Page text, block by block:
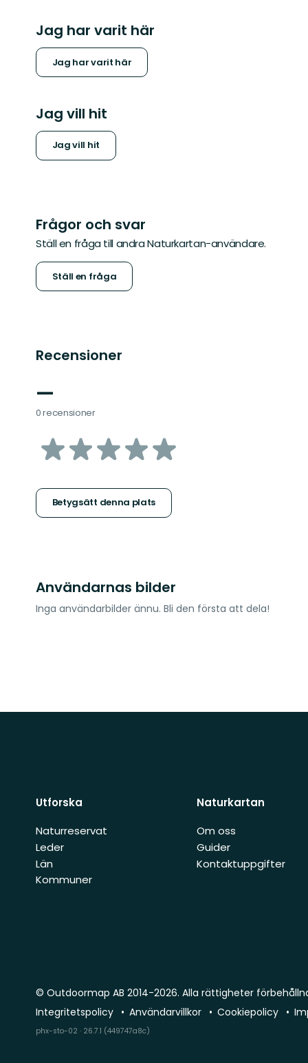
Jag har varit här
Jag har varit här
Jag vill hit
Jag vill hit
Frågor och svar
Ställ en fråga till andra Naturkartan-användare.
Ställ en fråga
Recensioner
—
0 recensioner
av
stjärnor
Betygsätt denna plats
Användarnas bilder
Inga användarbilder ännu. Bli den första att dela!
Utforska
Naturreservat
Leder
Län
Kommuner
Naturkartan
Om oss
Guider
Kontaktuppgifter
© Outdoormap AB 2014-2026. Alla rättigheter
Integritetspolicy
Användarvillkor Cookiepolicy
phx-sto-02 · 26.7.1 (449747a8c)